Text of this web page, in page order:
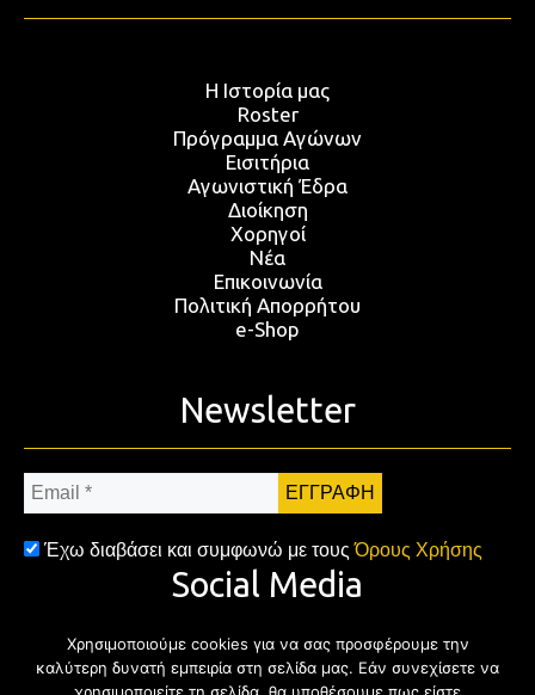
Η Ιστορία μας
Roster
Πρόγραμμα Αγώνων
Εισιτήρια
Αγωνιστική Έδρα
Διοίκηση
Χορηγοί
Νέα
Επικοινωνία
Πολιτική Απορρήτου
e-Shop
Newsletter
Email
*
Έχω διαβάσει και συμφωνώ με τουςΌρους Χρήσης
Social Media
FacebookTwitter Instagram
Χρησιμοποιούμε cookies για να σας προσφέρουμε την
καλύτερη δυνατή εμπειρία στη σελίδα μας. Εάν συνεχίσετε να